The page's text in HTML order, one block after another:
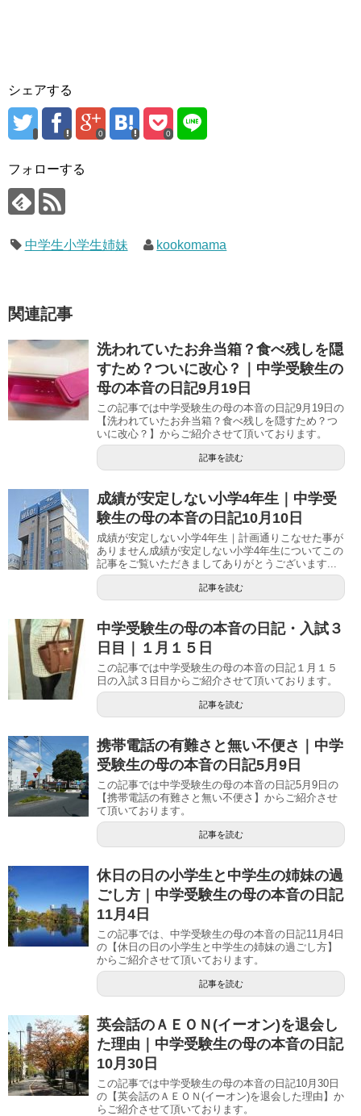
シェアする
0 0
フォローする
中学生小学生姉妹 kookomama
関連記事
洗われていたお弁当箱？食べ残しを隠
すため？ついに改心？｜中学受験生の
母の本音の日記9月19日
この記事では中学受験生の母の本音の日記9月19日の
【洗われていたお弁当箱？食べ残しを隠すため？つ
いに改心？】からご紹介させて頂いております。
記事を読む
成績が安定しない小学4年生｜中学受
験生の母の本音の日記10月10日
成績が安定しない小学4年生｜計画通りこなせた事が
ありません成績が安定しない小学4年生についてこの
記事をご覧いただきましてありがとうございます...
記事を読む
中学受験生の母の本音の日記・入試３
日目｜１月１５日
この記事では中学受験生の母の本音の日記１月１５
日の入試３日目からご紹介させて頂いております。
記事を読む
携帯電話の有難さと無い不便さ｜中学
受験生の母の本音の日記5月9日
この記事では中学受験生の母の本音の日記5月9日の
【携帯電話の有難さと無い不便さ】からご紹介させ
て頂いております。
記事を読む
休日の日の小学生と中学生の姉妹の過
ごし方｜中学受験生の母の本音の日記
11月4日
この記事では、中学受験生の母の本音の日記11月4日
の【休日の日の小学生と中学生の姉妹の過ごし方】
からご紹介させて頂いております。
記事を読む
英会話のＡＥＯＮ(イーオン)を退会し
た理由｜中学受験生の母の本音の日記
10月30日
この記事では中学受験生の母の本音の日記10月30日
の【英会話のＡＥＯＮ(イーオン)を退会した理由】か
らご紹介させて頂いております。